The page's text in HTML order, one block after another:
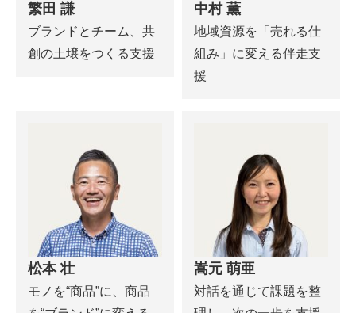
繁田 謙
ブランドとチーム、共
創の土壌をつくる支援
中村 薫
地域資源を「売れる仕
組み」に変える伴走支
援
松本 壮
モノを“商品”に、商品
嵩元 萌亜
対話を通じて課題を整